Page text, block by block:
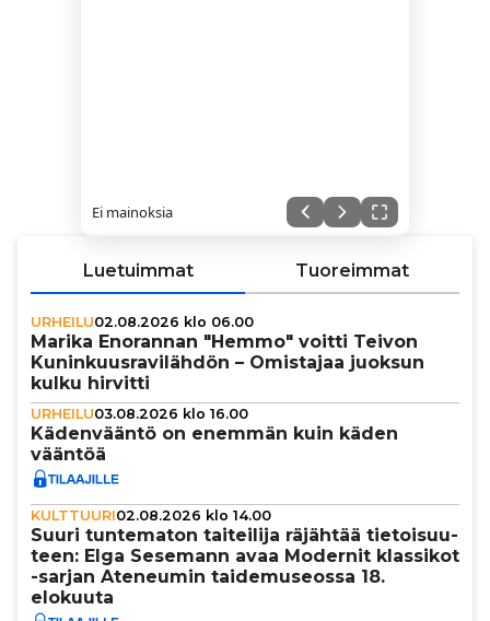
Ei mainoksia
Luetuimmat Tuoreimmat
URHEILU02.08.2026 klo 06.00
Marika Enorannan "Hemmo" voitti Teivon
Kunin­kuus­ra­vi­läh­dön – Omistajaa juoksun
kulku hirvitti
URHEILU03.08.2026 klo 16.00
Käden­vääntö on enemmän kuin käden
vääntöä
KULTTUURI02.08.2026 klo 14.00
Suuri tun­te­ma­ton tai­tei­lija räjähtää tie­toi­suu­
teen: Elga Sesemann avaa Modernit klassikot
-sarjan Ateneumin tai­de­mu­se­ossa 18.
elokuuta